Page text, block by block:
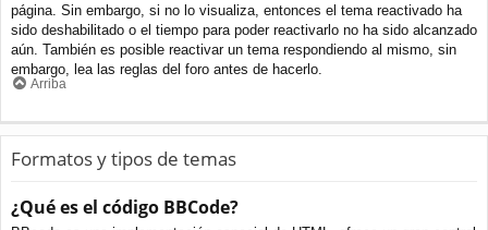
página. Sin embargo, si no lo visualiza, entonces el tema reactivado ha
sido deshabilitado o el tiempo para poder reactivarlo no ha sido alcanzado
aún. También es posible reactivar un tema respondiendo al mismo, sin
embargo, lea las reglas del foro antes de hacerlo.
Arriba
Formatos y tipos de temas
¿Qué es el código BBCode?